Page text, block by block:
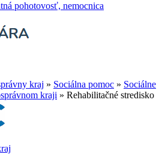
pohotovosť, nemocnica
kraj » Sociálna pomoc » Sociálne
kraji » Rehabilitačné stredisko